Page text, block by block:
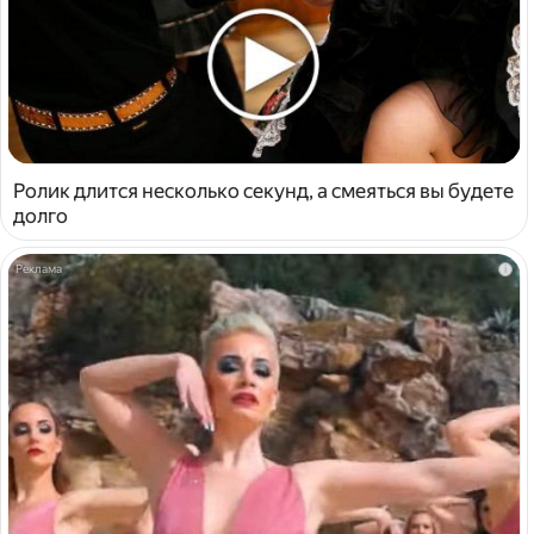
Ролик длится несколько секунд, а смеяться вы будете
долго
i